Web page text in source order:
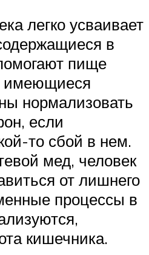
легко усваивает
в
пище
имеющиеся
нормализовать
если
то сбой в нем.
мед, человек
от лишнего
процессы в
кишечника.